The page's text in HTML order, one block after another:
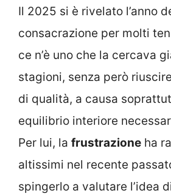
Il 2025 si è rivelato l’anno
consacrazione per molti
ce n’è uno che la cercava
stagioni, senza però
di qualità, a causa
equilibrio interiore
Per lui, la frustrazione ha
altissimi nel recente
spingerlo a valutare l’idea